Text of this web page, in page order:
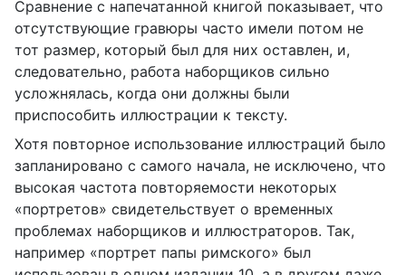
Сравнение с напечатанной книгой показывает, что
отсутствующие гравюры часто имели потом не
тот размер, который был для них оставлен, и,
следовательно, работа наборщиков сильно
усложнялась, когда они должны были
приспособить иллюстрации к тексту.
Хотя повторное использование иллюстраций было
запланировано с самого начала, не исключено, что
высокая частота повторяемости некоторых
«портретов» свидетельствует о временных
проблемах наборщиков и иллюстраторов. Так,
например «портрет папы римского» был